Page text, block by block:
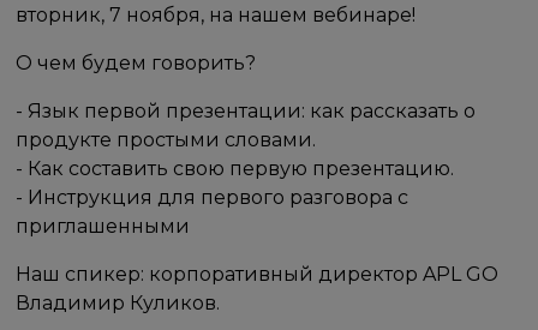
вторник, 7 ноября, на нашем вебинаре!
О чем будем говорить?
- Язык первой презентации: как рассказать о
продукте простыми словами.
- Как составить свою первую презентацию.
- Инструкция для первого разговора с
приглашенными
Наш спикер: корпоративный директор APL GO
Владимир Куликов.